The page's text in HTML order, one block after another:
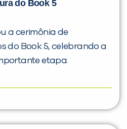
do Book 5
a cerimônia de
do Book 5, celebrando a
etapa.